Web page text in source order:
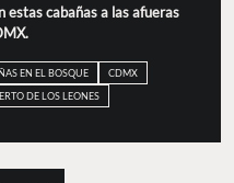
estas cabañas a las afueras
EN EL BOSQUE
CDMX
DE LOS LEONES